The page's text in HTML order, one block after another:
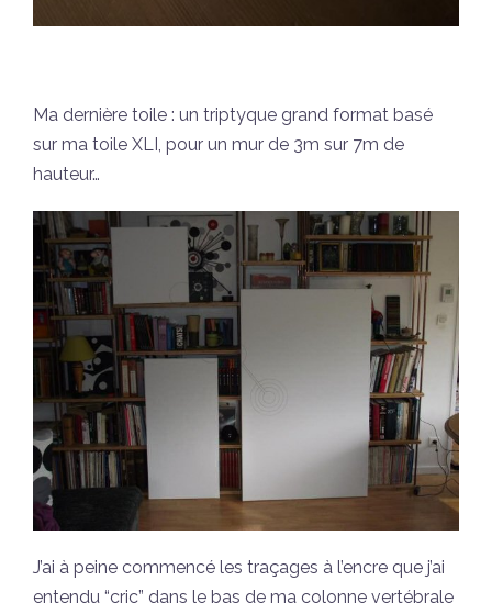
Ma dernière toile : un triptyque grand format basé
sur ma toile XLI, pour un mur de 3m sur 7m de
hauteur…
J’ai à peine commencé les traçages à l’encre que j’ai
entendu “cric” dans le bas de ma colonne vertébrale